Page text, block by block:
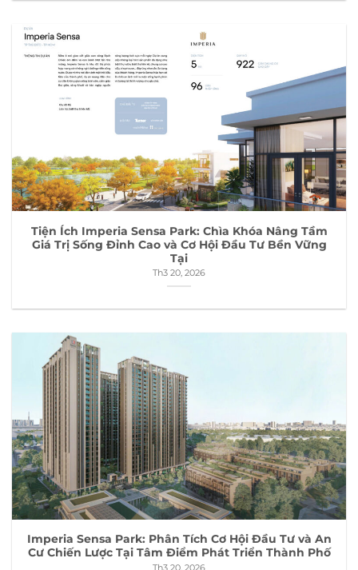
Tiện Ích Imperia Sensa Park: Chìa Khóa Nâng Tầm
Giá Trị Sống Đỉnh Cao và Cơ Hội Đầu Tư Bền Vững
Tại
Th3 20, 2026
Imperia Sensa Park: Phân Tích Cơ Hội Đầu Tư và An
Cư Chiến Lược Tại Tâm Điểm Phát Triển Thành Phố
Th3 20, 2026